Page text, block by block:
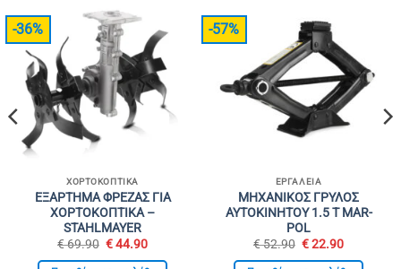
-36%
ΧΟΡΤΟΚΟΠΤΙΚΆ
ΕΞΑΡΤΗΜΑ ΦΡΕΖΑΣ ΓΙΑ
ΧΟΡΤΟΚΟΠΤΙΚΑ –
STAHLMAYER
€69.90 Original
€44.90Η
-57%
ΕΡΓΑΛΕΊΑ
ΜΗΧΑΝΙΚΟΣ ΓΡΥΛΟΣ
ΑΥΤΟΚΙΝΗΤΟΥ 1.5 T MAR-
POL
€52.90 Original
€22.90Η